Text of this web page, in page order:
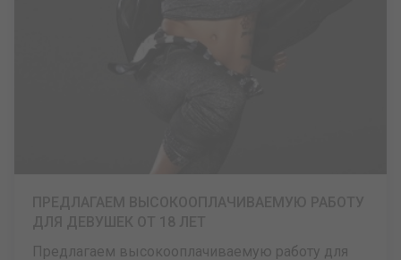
Предлагаем высокооплачиваемую работу для